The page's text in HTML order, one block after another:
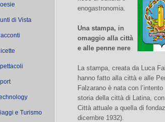
di Vista
e Turismo
enogastronomia.
Una stampa, in
omaggio alla città
e alle penne nere
La stampa, creata da Luca
hanno fatto alla città e alle
Falzarano è nata con
storia della città di Latina,
Città attuale a quella di
dicembre 1932).